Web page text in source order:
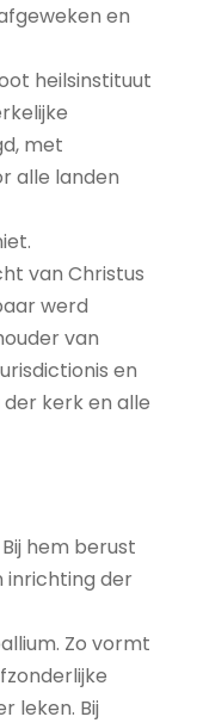
en
heilsinstituut
met
alle landen
van Christus
werd
van
en
kerk en alle
hem berust
inrichting der
Zo vormt
leken. Bij